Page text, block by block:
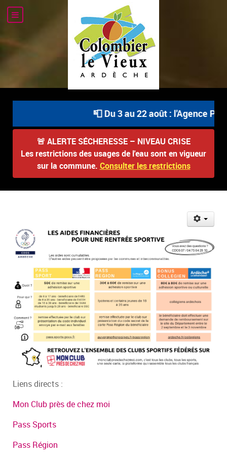
📮 Du 3 au 22 août : l'Agence
🚨 ALERTE SÉCHERESSE – NIVEAU CRISE
Les restrictions des usages de l'eau sont en vigueur
sur la commune. Consulter les restrictions
Liens directs :
Mon Club près de chez moi
Pass Sports
Pass Région